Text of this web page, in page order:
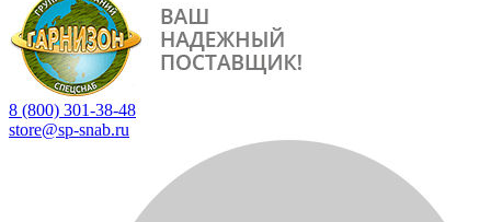
8 (800) 301-38-48
store@sp-snab.ru